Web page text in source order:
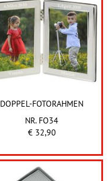
DOPPEL-FOTORAHMEN
NR. FO34
€ 32,90